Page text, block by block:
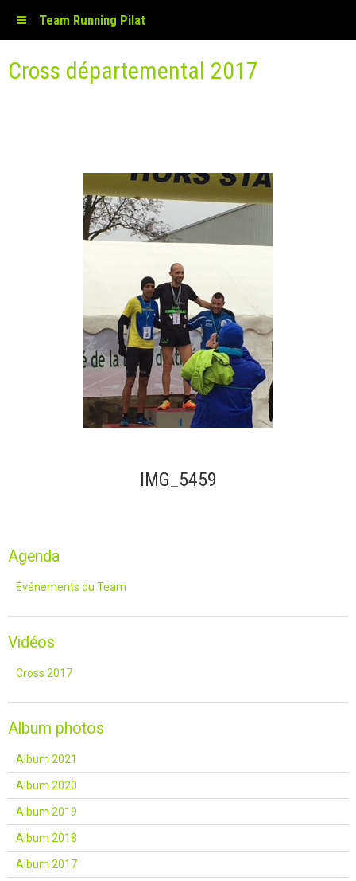
Team Running Pilat
Cross départemental 2017
IMG_5459
Agenda
Événements du Team
Vidéos
Cross 2017
Album photos
Album 2021
Album 2020
Album 2019
Album 2018
Album 2017